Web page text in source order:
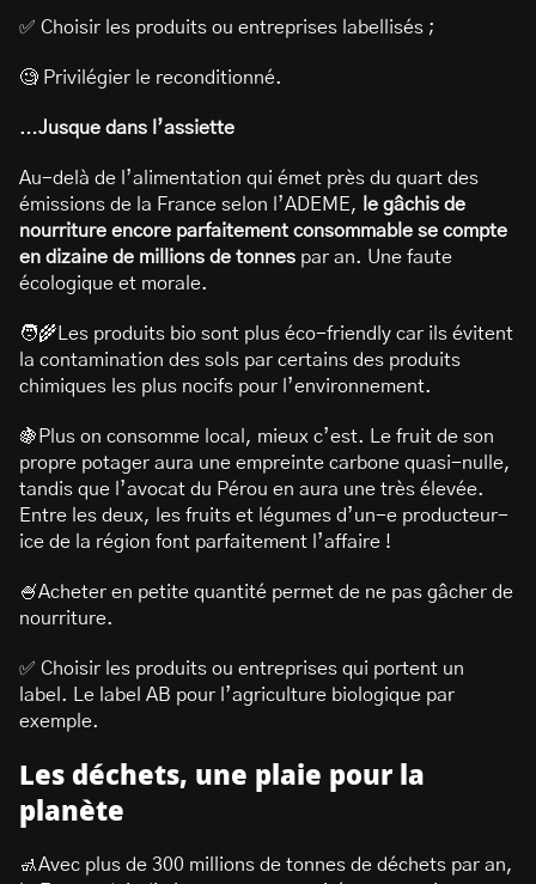
✅ Choisir les produits ou entreprises labellisés ;
🧐 Privilégier le reconditionné.
…Jusque dans l’assiette
Au-delà de l’alimentation qui émet près du quart des
émissions de la France selon l’ADEME,
le gâchis de
nourriture encore parfaitement consommable se compte
en dizaine de millions de tonnes par an. Une faute
écologique et morale.
🧑‍🌾Les produits bio sont plus éco-friendly car ils évitent
la contamination des sols par certains des produits
chimiques les plus nocifs pour l’environnement.
🍇Plus on consomme local, mieux c’est. Le fruit de son
propre potager aura une empreinte carbone quasi-nulle,
tandis que l’avocat du Pérou en aura une très élevée.
Entre les deux, les fruits et légumes d’un-e producteur-
ice de la région font parfaitement l’affaire !
🍧Acheter en petite quantité permet de ne pas gâcher de
nourriture.
✅ Choisir les produits ou entreprises qui portent un
label. Le label AB pour l’agriculture biologique par
exemple.
Les déchets, une plaie pour la
planète
🚮Avec plus de 300 millions de tonnes de déchets par an,